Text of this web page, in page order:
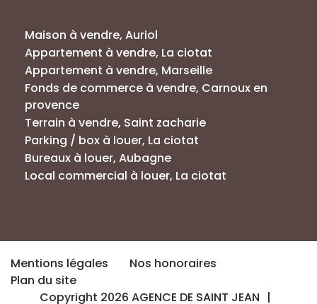
Maison à vendre, Auriol
Appartement à vendre, La ciotat
Appartement à vendre, Marseille
Fonds de commerce à vendre, Carnoux en
provence
Terrain à vendre, Saint zacharie
Parking / box à louer, La ciotat
Bureaux à louer, Aubagne
Local commercial à louer, La ciotat
Mentions légales
Nos honoraires
Plan du site
Copyright 2026 AGENCE DE SAINT JEAN |